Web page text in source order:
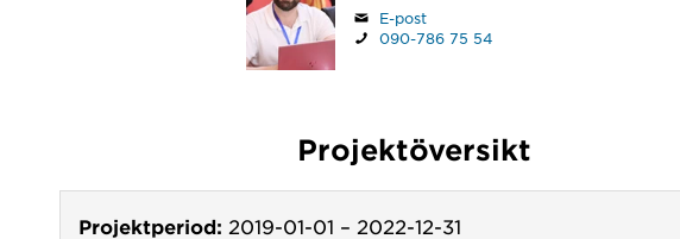
E-post
090-786 75 54
Projektöversikt
Projektperiod: 2019-01-01 – 2022-12-31